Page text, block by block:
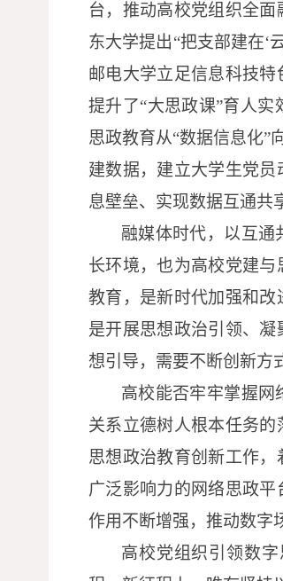
台，推动高校党组织全
东大学提出“把支部建在‘
邮电大学立足信息科技
提升了“大思政课”育人
思政教育从“数据信息化”
建数据，建立大学生党
息壁垒、实现数据互通共
融媒体时代，以互通
长环境，也为高校党建
教育，是新时代加强和
是开展思想政治引领、
想引导，需要不断创新方
高校能否牢牢掌握网
关系立德树人根本任务
思想政治教育创新工作
广泛影响力的网络思政
作用不断增强，推动数字
高校党组织引领数